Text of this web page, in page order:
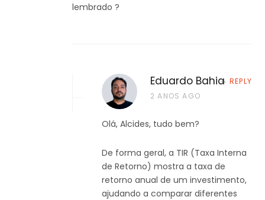
lembrado ?
Eduardo Bahia
2 ANOS AGO
REPLY
Olá, Alcides, tudo bem?
De forma geral, a TIR (Taxa Interna
de Retorno) mostra a taxa de
retorno anual de um investimento,
ajudando a comparar diferentes